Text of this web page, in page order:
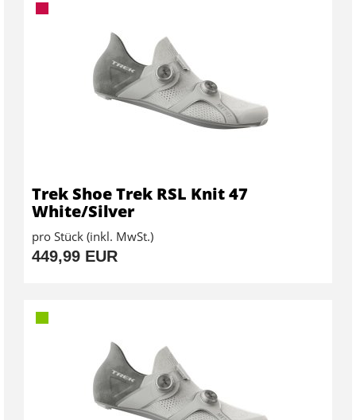
Trek Shoe Trek RSL Knit 47
White/Silver
pro Stück (inkl. MwSt.)
449,99 EUR